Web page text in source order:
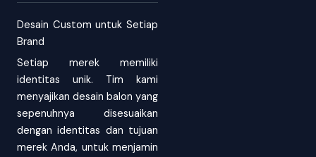
Desain Custom untuk Setiap
Brand
Setiap merek memiliki
identitas unik. Tim kami
menyajikan desain balon yang
sepenuhnya disesuaikan
dengan identitas dan tujuan
merek Anda, untuk menjamin